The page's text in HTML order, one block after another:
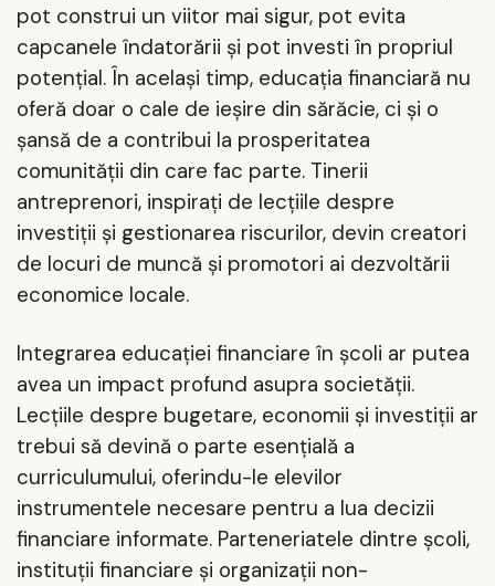
pot construi un viitor mai sigur, pot evita
capcanele îndatorării și pot investi în propriul
potențial. În același timp, educația financiară nu
oferă doar o cale de ieșire din sărăcie, ci și o
șansă de a contribui la prosperitatea
comunității din care fac parte. Tinerii
antreprenori, inspirați de lecțiile despre
investiții și gestionarea riscurilor, devin creatori
de locuri de muncă și promotori ai dezvoltării
economice locale.
Integrarea educației financiare în școli ar putea
avea un impact profund asupra societății.
Lecțiile despre bugetare, economii și investiții ar
trebui să devină o parte esențială a
curriculumului, oferindu-le elevilor
instrumentele necesare pentru a lua decizii
financiare informate. Parteneriatele dintre școli,
instituții financiare și organizații non-